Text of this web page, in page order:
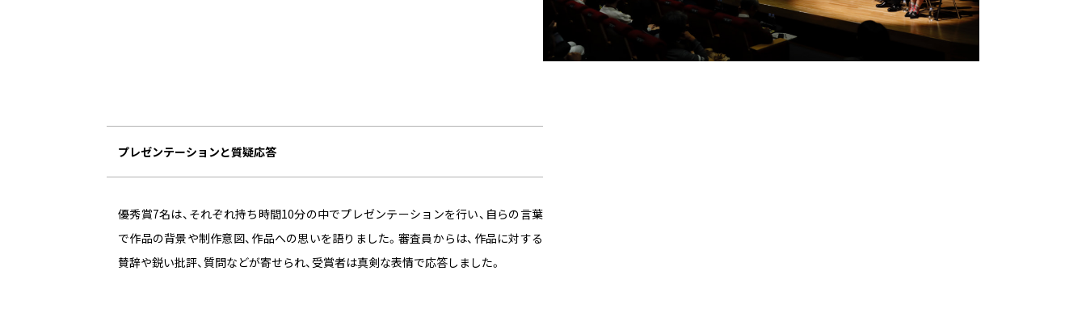
プレゼンテーションと質疑応答
優秀賞7名は、それぞれ持ち時間10分の中でプレゼンテーションを行い、自らの言葉
で作品の背景や制作意図、作品への思いを語りました。審査員からは、作品に対する
賛辞や鋭い批評、質問などが寄せられ、受賞者は真剣な表情で応答しました。